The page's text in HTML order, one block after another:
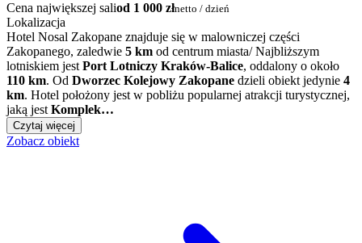
Cena największej saliod 1 000 złnetto / dzień
Lokalizacja
Hotel Nosal Zakopane znajduje się w malowniczej części
Zakopanego, zaledwie 5 km od centrum miasta/ Najbliższym
lotniskiem jest Port Lotniczy Kraków-Balice, oddalony o około
110 km. Od Dworzec Kolejowy Zakopane dzieli obiekt jedynie 4
km. Hotel położony jest w pobliżu popularnej atrakcji turystycznej,
jaką jest Komplek…
Czytaj więcej
Zobacz obiekt